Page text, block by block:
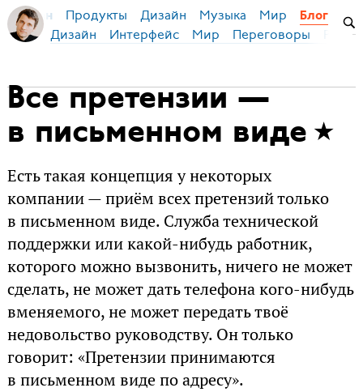
Бирман Продукты Дизайн Музыка Мир Блог
Дизайн Интерфейс Мир Переговоры
Все претензии —
в письменном виде
Есть такая концепция у некоторых
компании — приём всех претензий только
в письменном виде. Служба технической
поддержки или какой-нибудь работник,
которого можно вызвонить, ничего не может
сделать, не может дать телефона кого-нибудь
вменяемого, не может передать твоё
недовольство руководству. Он только
говорит: «Претензии принимаются
в письменном виде по адресу».